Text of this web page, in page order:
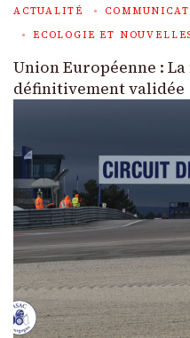
ACTUALITÉ
ECOLOGIE ET
Union Européenne :
définitivement validée